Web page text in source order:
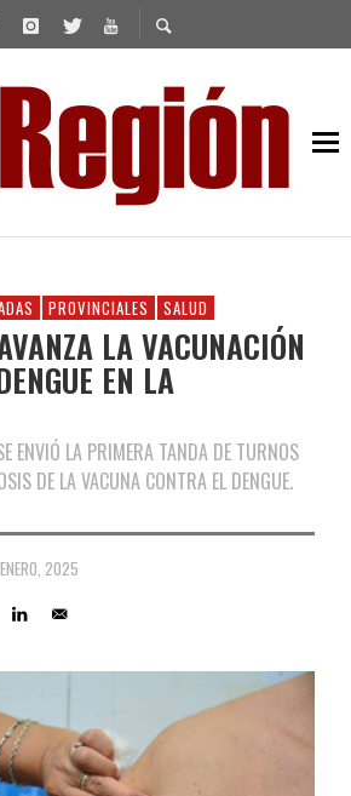
PROVINCIALES SALUD
LA VACUNACIÓN
EN LA
ENVIÓ LA PRIMERA TANDA DE TURNOS
DE LA VACUNA CONTRA EL DENGUE.
2025